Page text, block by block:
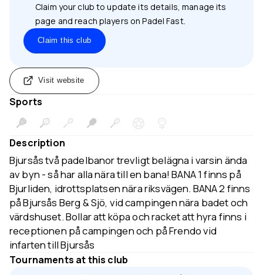
Claim your club to update its details, manage its
page and reach players on Padel Fast.
Claim this club
Visit website
Sports
Description
Bjursås två padelbanor trevligt belägna i varsin ända
av byn - så har alla nära till en bana! BANA 1 finns på
Bjurliden, idrottsplatsen nära riksvägen. BANA 2 finns
på Bjursås Berg & Sjö, vid campingen nära badet och
värdshuset. Bollar att köpa och racket att hyra finns i
receptionen på campingen och på Frendo vid
infarten till Bjursås
Tournaments at this club